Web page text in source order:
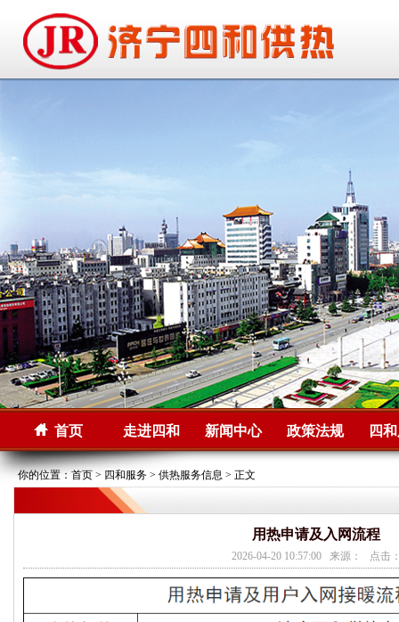
首页 走进四和 新闻中心 政策法规 四
你的位置： 首页 > 四和服务 > 供热服务信息 > 正文
用热申请及入网流程
2026-04-20 10:57:00 来源： 点击